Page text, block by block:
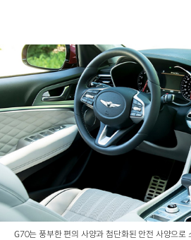
G70는 풍부한 편의 사양과 첨단화된 안전 사양으로